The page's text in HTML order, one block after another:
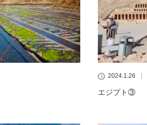
2024.1.26
エジプト③